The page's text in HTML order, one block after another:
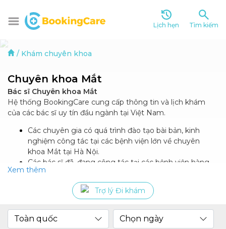
Lịch hẹn Tìm kiếm
/ Khám chuyên khoa
Chuyên khoa Mắt
Bác sĩ Chuyên khoa Mắt
Hệ thống BookingCare cung cấp thông tin và lịch khám
của các bác sĩ uy tín đầu ngành tại Việt Nam.
Các chuyên gia có quá trình đào tạo bài bản, kinh
nghiệm công tác tại các bệnh viện lớn về chuyên
khoa Mắt tại Hà Nội.
Các bác sĩ đã, đang công tác tại các bệnh viện hàng
đầu như Bệnh viện Mắt Trung ương, Viện Y học Hàng
không - Không quân, Bệnh viện Mắt Quốc tế DND...
Được nhà nước công nhận các danh hiệu Thầy thuốc
Các bệnh về mắt
Xem thêm
Trợ lý Đi khám
Toàn quốc Chọn ngày